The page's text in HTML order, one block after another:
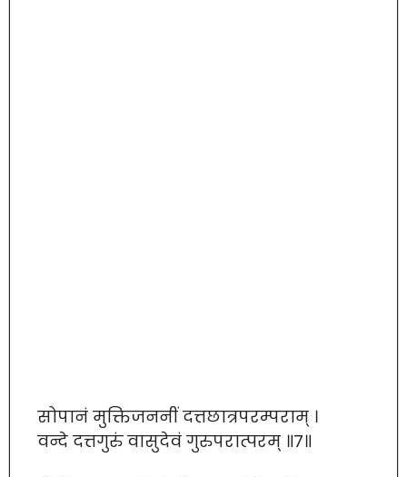
सोपानं मुक्तिजननीं दत्तछात्रपरम्पराम् ।
वन्दे दत्तगुरुं वासुदेवं गुरुपरात्परम् ॥७॥